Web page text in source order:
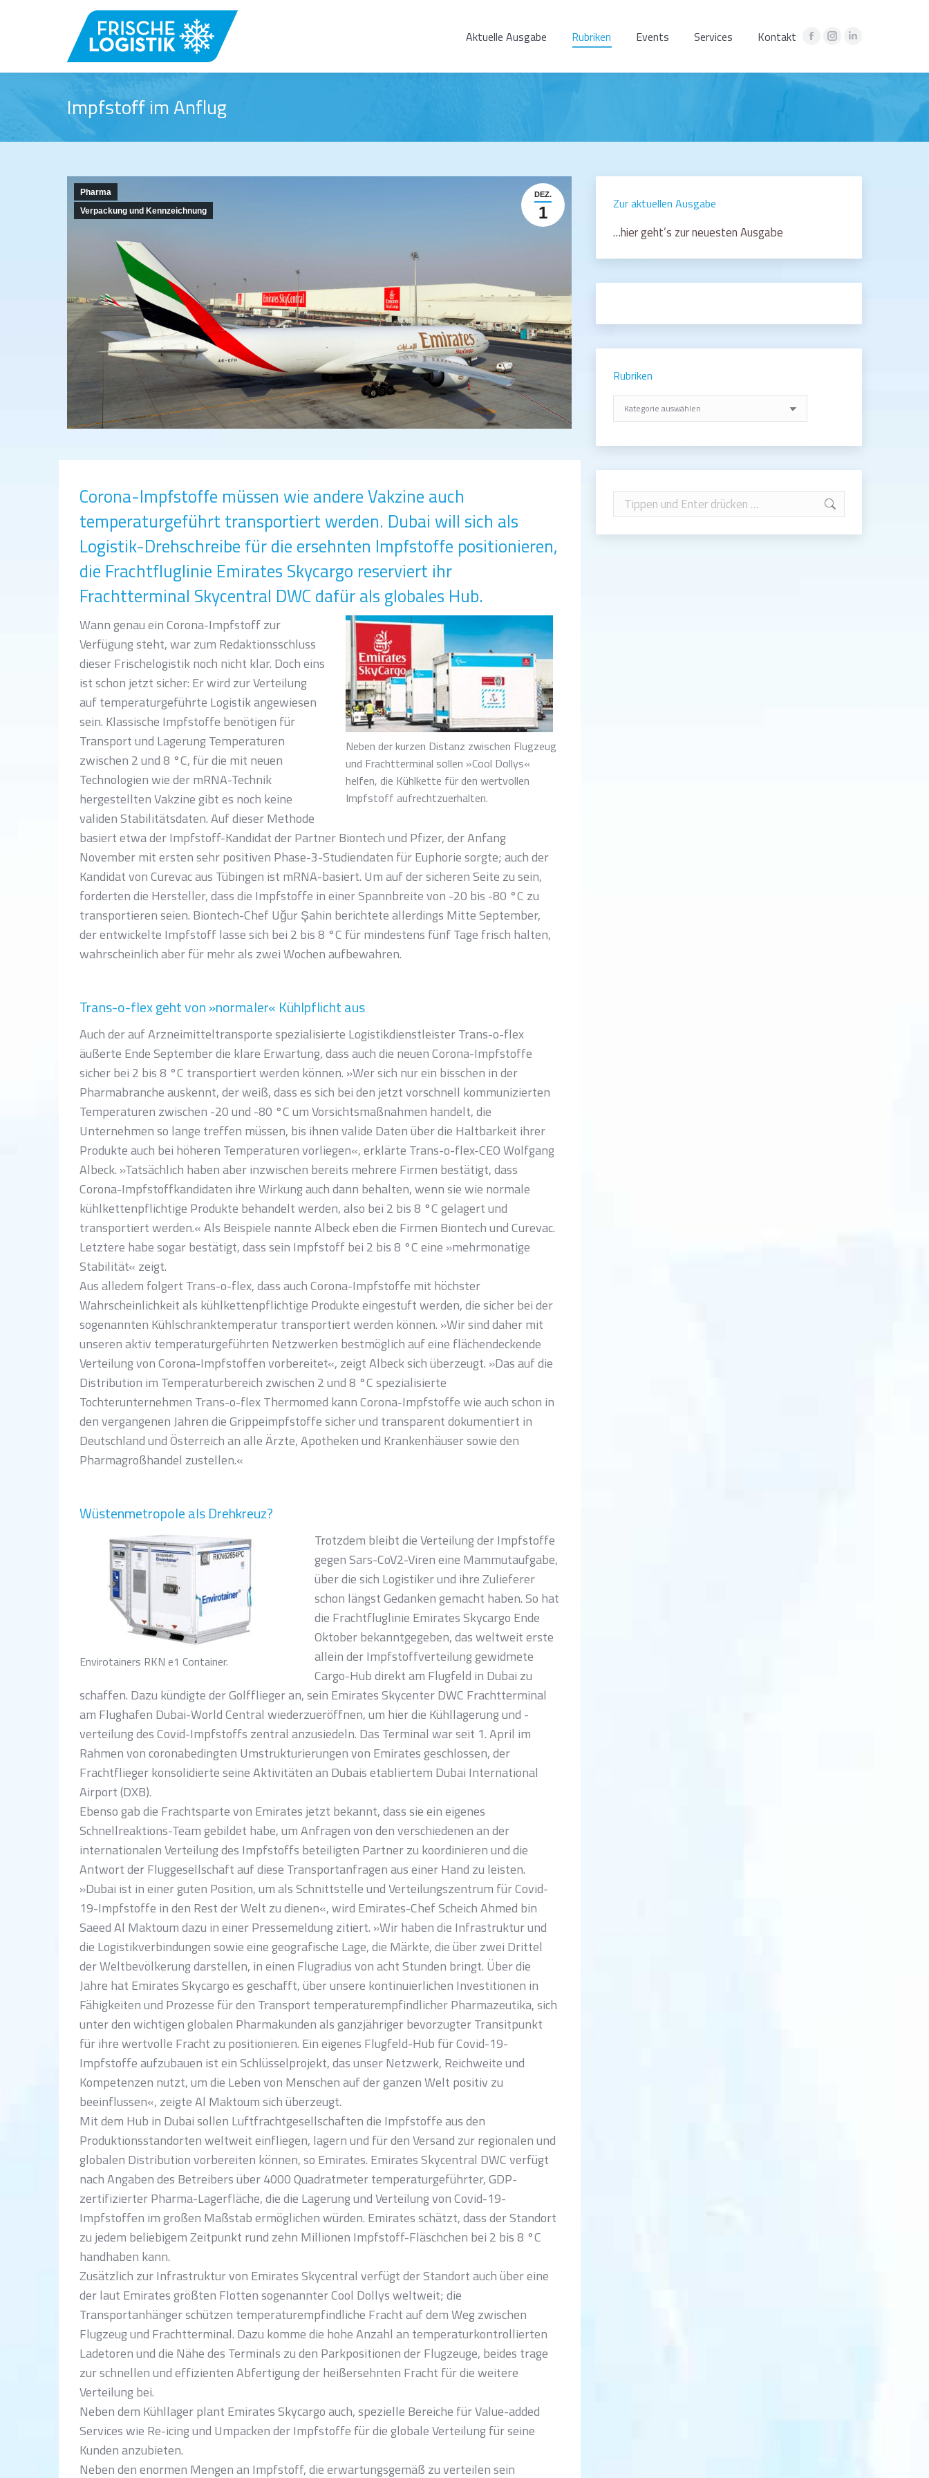
Aktuelle Ausgabe Rubriken Events Services Kontakt
Facebook
Instagram
in
Linkedin
in
Impfstoff im Anflug
DEZ.
1
Pharma
Verpackung und Kennzeichnung
Corona-Impfstoffe müssen wie andere Vakzine auch
temperaturgeführt transportiert werden. Dubai will sich als
Logistik-Drehschreibe für die ersehnten Impfstoffe positionieren,
die Frachtfluglinie Emirates Skycargo reserviert ihr
Frachtterminal Skycentral DWC dafür als globales Hub.
Neben der kurzen Distanz zwischen Flugzeug
und Frachtterminal sollen »Cool Dollys«
helfen, die Kühlkette für den wertvollen
Impfstoff aufrechtzuerhalten.
Wann genau ein Corona-Impfstoff zur
Verfügung steht, war zum Redaktionsschluss
dieser Frischelogistik noch nicht klar. Doch eins
ist schon jetzt sicher: Er wird zur Verteilung
auf temperaturgeführte Logistik angewiesen
sein. Klassische Impfstoffe benötigen für
Transport und Lagerung Temperaturen
zwischen 2 und 8 °C, für die mit neuen
Technologien wie der mRNA-Technik
hergestellten Vakzine gibt es noch keine
validen Stabilitätsdaten. Auf dieser Methode
basiert etwa der Impfstoff-Kandidat der Partner Biontech und Pfizer, der Anfang
November mit ersten sehr positiven Phase-3-Studiendaten für Euphorie sorgte; auch der
Kandidat von Curevac aus Tübingen ist mRNA-basiert. Um auf der sicheren Seite zu sein,
forderten die Hersteller, dass die Impfstoffe in einer Spannbreite von -20 bis -80 °C zu
transportieren seien. Biontech-Chef Uğur Şahin berichtete allerdings Mitte September,
der entwickelte Impfstoff lasse sich bei 2 bis 8 °C für mindestens fünf Tage frisch halten,
wahrscheinlich aber für mehr als zwei Wochen aufbewahren.
Trans-o-flex geht von »normaler« Kühlpflicht aus
Auch der auf Arzneimitteltransporte spezialisierte Logistikdienstleister Trans-o-flex
äußerte Ende September die klare Erwartung, dass auch die neuen Corona-Impfstoffe
sicher bei 2 bis 8 °C transportiert werden können. »Wer sich nur ein bisschen in der
Pharmabranche auskennt, der weiß, dass es sich bei den jetzt vorschnell kommunizierten
Temperaturen zwischen -20 und -80 °C um Vorsichtsmaßnahmen handelt, die
Unternehmen so lange treffen müssen, bis ihnen valide Daten über die Haltbarkeit ihrer
Produkte auch bei höheren Temperaturen vorliegen«, erklärte Trans-o-flex-CEO Wolfgang
Albeck. »Tatsächlich haben aber inzwischen bereits mehrere Firmen bestätigt, dass
Corona-Impfstoffkandidaten ihre Wirkung auch dann behalten, wenn sie wie normale
kühlkettenpflichtige Produkte behandelt werden, also bei 2 bis 8 °C gelagert und
transportiert werden.« Als Beispiele nannte Albeck eben die Firmen Biontech und Curevac.
Letztere habe sogar bestätigt, dass sein Impfstoff bei 2 bis 8 °C eine »mehrmonatige
Stabilität« zeigt.
Aus alledem folgert Trans-o-flex, dass auch Corona-Impfstoffe mit höchster
Wahrscheinlichkeit als kühlkettenpflichtige Produkte eingestuft werden, die sicher bei der
sogenannten Kühlschranktemperatur transportiert werden können. »Wir sind daher mit
unseren aktiv temperaturgeführten Netzwerken bestmöglich auf eine flächendeckende
Verteilung von Corona-Impfstoffen vorbereitet«, zeigt Albeck sich überzeugt. »Das auf die
Distribution im Temperaturbereich zwischen 2 und 8 °C spezialisierte
Tochterunternehmen Trans-o-flex Thermomed kann Corona-Impfstoffe wie auch schon in
den vergangenen Jahren die Grippeimpfstoffe sicher und transparent dokumentiert in
Deutschland und Österreich an alle Ärzte, Apotheken und Krankenhäuser sowie den
Pharmagroßhandel zustellen.«
Wüstenmetropole als Drehkreuz?
Envirotainers RKN e1 Container.
Trotzdem bleibt die Verteilung der Impfstoffe
gegen Sars-CoV2-Viren eine Mammutaufgabe,
über die sich Logistiker und ihre Zulieferer
schon längst Gedanken gemacht haben. So hat
die Frachtfluglinie Emirates Skycargo Ende
Oktober bekanntgegeben, das weltweit erste
allein der Impfstoffverteilung gewidmete
Cargo-Hub direkt am Flugfeld in Dubai zu
schaffen. Dazu kündigte der Golfflieger an, sein Emirates Skycenter DWC Frachtterminal
am Flughafen Dubai-World Central wiederzueröffnen, um hier die Kühllagerung und -
verteilung des Covid-Impfstoffs zentral anzusiedeln. Das Terminal war seit 1. April im
Rahmen von coronabedingten Umstrukturierungen von Emirates geschlossen, der
Frachtflieger konsolidierte seine Aktivitäten an Dubais etabliertem Dubai International
Airport (DXB).
Ebenso gab die Frachtsparte von Emirates jetzt bekannt, dass sie ein eigenes
Schnellreaktions-Team gebildet habe, um Anfragen von den verschiedenen an der
internationalen Verteilung des Impfstoffs beteiligten Partner zu koordinieren und die
Antwort der Fluggesellschaft auf diese Transportanfragen aus einer Hand zu leisten.
»Dubai ist in einer guten Position, um als Schnittstelle und Verteilungszentrum für Covid-
19-Impfstoffe in den Rest der Welt zu dienen«, wird Emirates-Chef Scheich Ahmed bin
Saeed Al Maktoum dazu in einer Pressemeldung zitiert. »Wir haben die Infrastruktur und
die Logistikverbindungen sowie eine geografische Lage, die Märkte, die über zwei Drittel
der Weltbevölkerung darstellen, in einen Flugradius von acht Stunden bringt. Über die
Jahre hat Emirates Skycargo es geschafft, über unsere kontinuierlichen Investitionen in
Fähigkeiten und Prozesse für den Transport temperaturempfindlicher Pharmazeutika, sich
unter den wichtigen globalen Pharmakunden als ganzjähriger bevorzugter Transitpunkt
für ihre wertvolle Fracht zu positionieren. Ein eigenes Flugfeld-Hub für Covid-19-
Impfstoffe aufzubauen ist ein Schlüsselprojekt, das unser Netzwerk, Reichweite und
Kompetenzen nutzt, um die Leben von Menschen auf der ganzen Welt positiv zu
beeinflussen«, zeigte Al Maktoum sich überzeugt.
Mit dem Hub in Dubai sollen Luftfrachtgesellschaften die Impfstoffe aus den
Produktionsstandorten weltweit einfliegen, lagern und für den Versand zur regionalen und
globalen Distribution vorbereiten können, so Emirates. Emirates Skycentral DWC verfügt
nach Angaben des Betreibers über 4000 Quadratmeter temperaturgeführter, GDP-
zertifizierter Pharma-Lagerfläche, die die Lagerung und Verteilung von Covid-19-
Impfstoffen im großen Maßstab ermöglichen würden. Emirates schätzt, dass der Standort
zu jedem beliebigem Zeitpunkt rund zehn Millionen Impfstoff-Fläschchen bei 2 bis 8 °C
handhaben kann.
Zusätzlich zur Infrastruktur von Emirates Skycentral verfügt der Standort auch über eine
der laut Emirates größten Flotten sogenannter Cool Dollys weltweit; die
Transportanhänger schützen temperaturempfindliche Fracht auf dem Weg zwischen
Flugzeug und Frachtterminal. Dazu komme die hohe Anzahl an temperaturkontrollierten
Ladetoren und die Nähe des Terminals zu den Parkpositionen der Flugzeuge, beides trage
zur schnellen und effizienten Abfertigung der heißersehnten Fracht für die weitere
Verteilung bei.
Neben dem Kühllager plant Emirates Skycargo auch, spezielle Bereiche für Value-added
Services wie Re-icing und Umpacken der Impfstoffe für die globale Verteilung für seine
Kunden anzubieten.
Neben den enormen Mengen an Impfstoff, die erwartungsgemäß zu verteilen sein
Zur aktuellen Ausgabe
…hier geht’s zur neuesten Ausgabe
Rubriken
Rubriken
Search: